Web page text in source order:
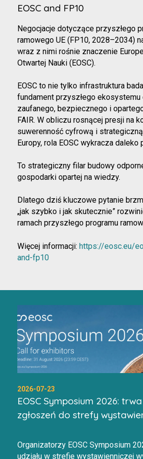
EOSC and FP10
Negocjacje dotyczące przyszłego
ramowego UE (FP10, 2028–2034)
wraz z nimi rośnie znaczenie
Otwartej Nauki (EOSC).
EOSC to nie tylko infrastruktura
fundament przyszłego ekosystemu
zaufanego, bezpiecznego i
FAIR. W obliczu rosnącej presji na
suwerenność cyfrową i
Europy, rola EOSC wykracza daleko
To strategiczny filar budowy
gospodarki opartej na wiedzy.
Dlatego dziś kluczowe pytanie
„jak szybko i jak skutecznie”
ramach przyszłego programu
Więcej informacji: https://eosc.eu/
and-fp10
2026-07-23
EOSC Symposium 2026:
zgłoszeń do strefy
Organizatorzy EOSC Symposium
udziału w strefie wystawienniczej